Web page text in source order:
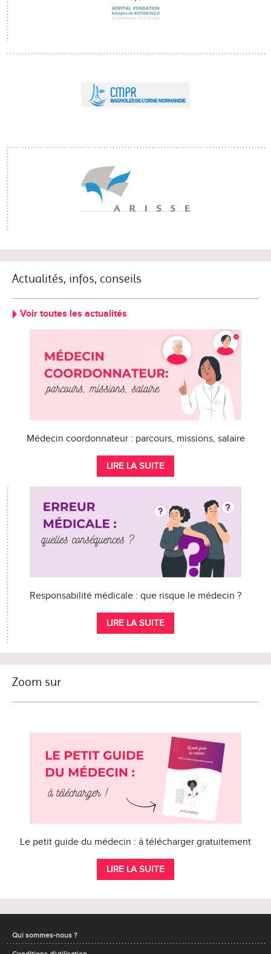
Actualités, infos, conseils
Voir toutes les actualités
Médecin coordonnateur : parcours, missions, salaire
LIRE LA SUITE
Responsabilité médicale : que risque le médecin ?
LIRE LA SUITE
Zoom sur
Le petit guide du médecin : à télécharger gratuitement
LIRE LA SUITE
Qui sommes-nous ?